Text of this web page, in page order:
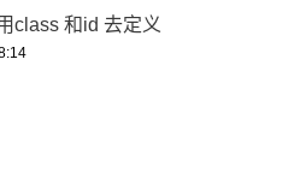
class 和id 去定义